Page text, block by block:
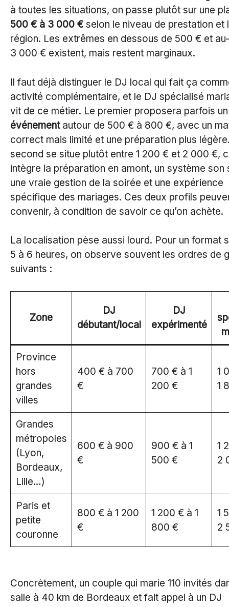
à toutes les situations, on passe plutôt sur une
500 € à 3 000 € selon le niveau de prestation et
région. Les extrêmes en dessous de 500 € et
3 000 € existent, mais restent marginaux.
Il faut déjà distinguer le DJ local qui fait ça
activité complémentaire, et le DJ spécialisé
vit de ce métier. Le premier proposera parfois
événementautour de 500 € à 800 €, avec un
correct mais limité et une préparation plus
second se situe plutôt entre 1 200 € et 2 000 €,
intègre la préparation en amont, un système son
une vraie gestion de la soirée et une expérience
spécifique des mariages. Ces deux profils
convenir, à condition de savoir ce qu’on achète.
La localisation pèse aussi lourd. Pour un format
5 à 6 heures, on observe souvent les ordres de
suivants :
Zone
DJ
débutant/local
DJ
expérimenté
Province
hors
grandes
villes
400 € à 700
€
700 € à 1
200 €
1
1
Grandes
métropoles
(Lyon,
Bordeaux,
Lille…)
600 € à 900
€
900 € à 1
500 €
1
2
Paris et
petite
couronne
800 € à 1 200
€
1 200 € à 1
800 €
1
2
Concrètement, un couple qui marie 110 invités
salle à 40 km de Bordeaux et fait appel à un DJ